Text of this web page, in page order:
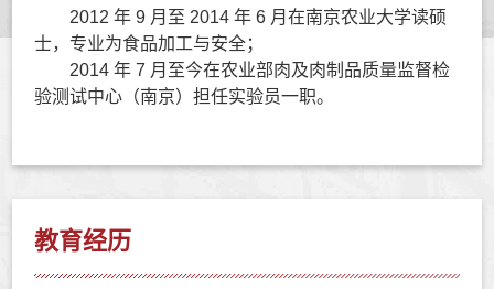
2012 年 9 月至 2014 年 6 月在南京农业大学读硕
士，专业为食品加工与安全；
2014 年 7 月至今在农业部肉及肉制品质量监督检
验测试中心（南京）担任实验员一职。
教育经历